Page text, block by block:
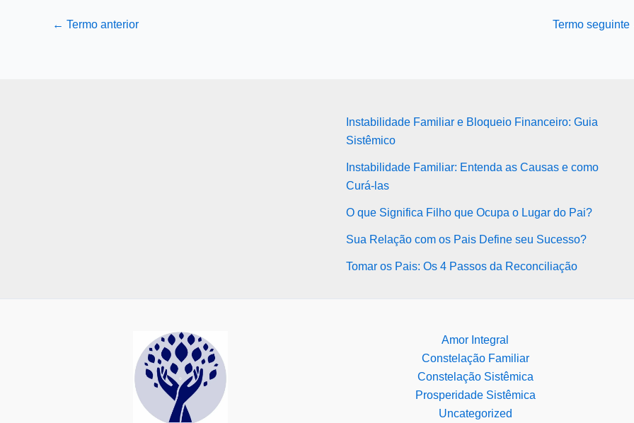
← Termo anterior Termo seguinte
Instabilidade Familiar e Bloqueio Financeiro: Guia
Sistêmico
Instabilidade Familiar: Entenda as Causas e como
Curá-las
O que Significa Filho que Ocupa o Lugar do Pai?
Sua Relação com os Pais Define seu Sucesso?
Tomar os Pais: Os 4 Passos da Reconciliação
Amor Integral
Constelação Familiar
Constelação Sistêmica
Prosperidade Sistêmica
Uncategorized